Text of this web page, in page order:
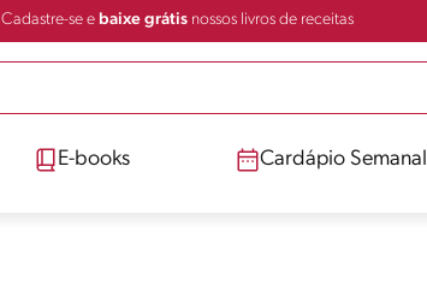
Cadastre-se e baixe grátisnossos livros de receitas
E-books Cardápio Semanal